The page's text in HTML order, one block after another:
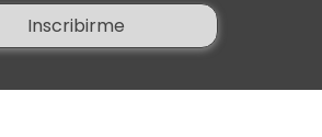
Inscribirme